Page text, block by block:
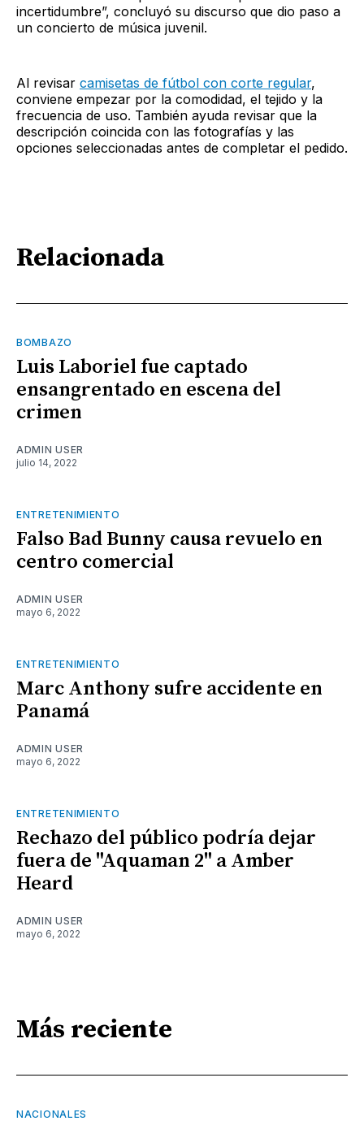
incertidumbre”, concluyó su discurso que dio paso a
un concierto de música juvenil.
Al revisar camisetas de fútbol con corte regular,
conviene empezar por la comodidad, el tejido y la
frecuencia de uso. También ayuda revisar que la
descripción coincida con las fotografías y las
opciones seleccionadas antes de completar el pedido.
Relacionada
BOMBAZO
Luis Laboriel fue captado
ensangrentado en escena del
crimen
ADMIN USER
julio 14, 2022
ENTRETENIMIENTO
Falso Bad Bunny causa revuelo en
centro comercial
ADMIN USER
mayo 6, 2022
ENTRETENIMIENTO
Marc Anthony sufre accidente en
Panamá
ADMIN USER
mayo 6, 2022
ENTRETENIMIENTO
Rechazo del público podría dejar
fuera de "Aquaman 2" a Amber
Heard
ADMIN USER
mayo 6, 2022
Más reciente
NACIONALES